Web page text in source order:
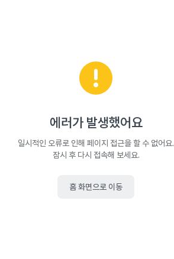
에러가 발생했어요
일시적인 오류로 인해 페이지 접근을 할 수 없어요.
잠시 후 다시 접속해 보세요.
홈 화면으로 이동